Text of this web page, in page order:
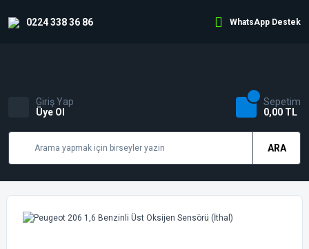
0224 338 36 86 WhatsApp Destek
ARA
Giriş Yap
Üye Ol
Sepetim
0,00 TL